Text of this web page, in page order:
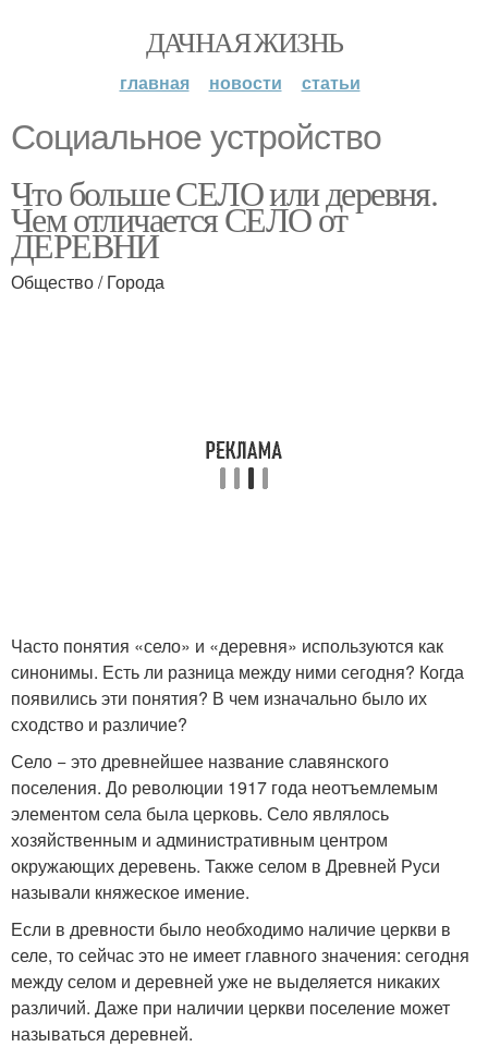
ДАЧНАЯ ЖИЗНЬ
главная новости статьи
Социальное устройство
Что больше СЕЛО или деревня.
Чем отличается СЕЛО от
ДЕРЕВНИ
Общество / Города
Часто понятия «село» и «деревня» используются как
синонимы. Есть ли разница между ними сегодня? Когда
появились эти понятия? В чем изначально было их
сходство и различие?
Село − это древнейшее название славянского
поселения. До революции 1917 года неотъемлемым
элементом села была церковь. Село являлось
хозяйственным и административным центром
окружающих деревень. Также селом в Древней Руси
называли княжеское имение.
Если в древности было необходимо наличие церкви в
селе, то сейчас это не имеет главного значения: сегодня
между селом и деревней уже не выделяется никаких
различий. Даже при наличии церкви поселение может
называться деревней.